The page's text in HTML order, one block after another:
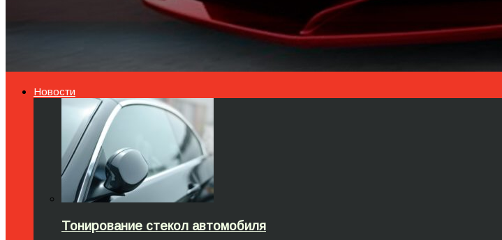
Новости
Тонирование стекол автомобиля